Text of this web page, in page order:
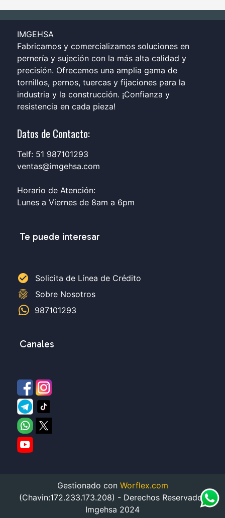
IMGEHSA
Fabricamos y comercializamos soluciones en
pernería y sujeción con la más alta calidad y
precisión. Ofrecemos una amplia gama de
tornillos, pernos, tuercas y fijaciones para la
industria y la construcción. ¡Confianza y
resistencia en cada pieza!
Datos de Contacto:
Telf: 51 987101293
ventas@imgehsa.com
Horario de Atención:
Lunes a Viernes de 8am a 6pm
Te puede interesar
check_circle Solicita de Línea de Crédito
fingerprint
Sobre Nosotros
987101293
Canales
Gestionado con Worflex.com
(Chavin:172.233.173.208) - Derechos Reservados
Imgehsa 2024